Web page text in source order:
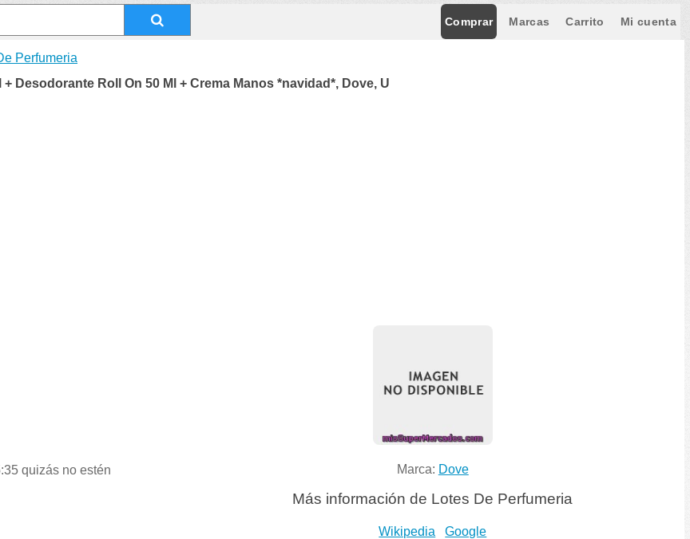
Comprar Marcas Carrito Mi cuenta
Perfumeria
Desodorante Roll On 50 Ml + Crema Manos *navidad*, Dove, U
Marca: Dove
Más información de Lotes De Perfumeria
Wikipedia Google
quizás no estén